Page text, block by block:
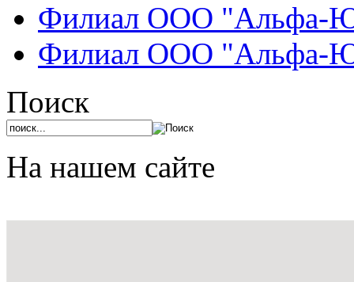
Филиал ООО "Альфа-
Филиал ООО "Альфа-
Поиск
На нашем сайте